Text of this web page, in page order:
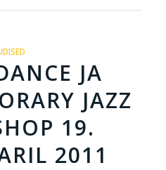
JA
JAZZ
19.
2011